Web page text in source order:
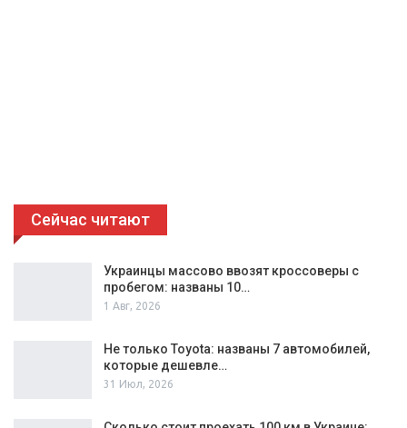
Сейчас читают
Украинцы массово ввозят кроссоверы с
пробегом: названы 10…
1 Авг, 2026
Не только Toyota: названы 7 автомобилей,
которые дешевле…
31 Июл, 2026